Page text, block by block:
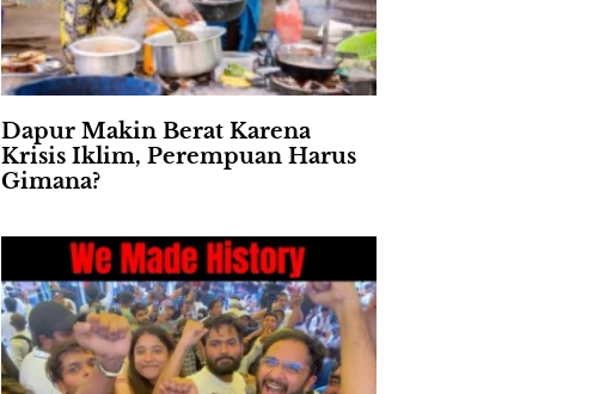
Dapur Makin Berat Karena
Krisis Iklim, Perempuan Harus
Gimana?